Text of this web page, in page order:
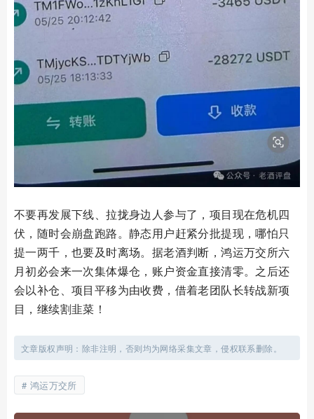
不要再发展下线、拉拢身边人参与了，项目现在危机四
伏，随时会崩盘跑路。静态用户赶紧分批提现，哪怕只
提一两千，也要及时离场。据老酒判断，鸿运万交所六
月初必会来一次集体爆仓，账户资金直接清零。之后还
会以补仓、项目平移为由收费，借着老团队长转战新项
目，继续割韭菜！
文章版权声明：除非注明，否则均为网络采集文章，侵权联系删除。
鸿运万交所